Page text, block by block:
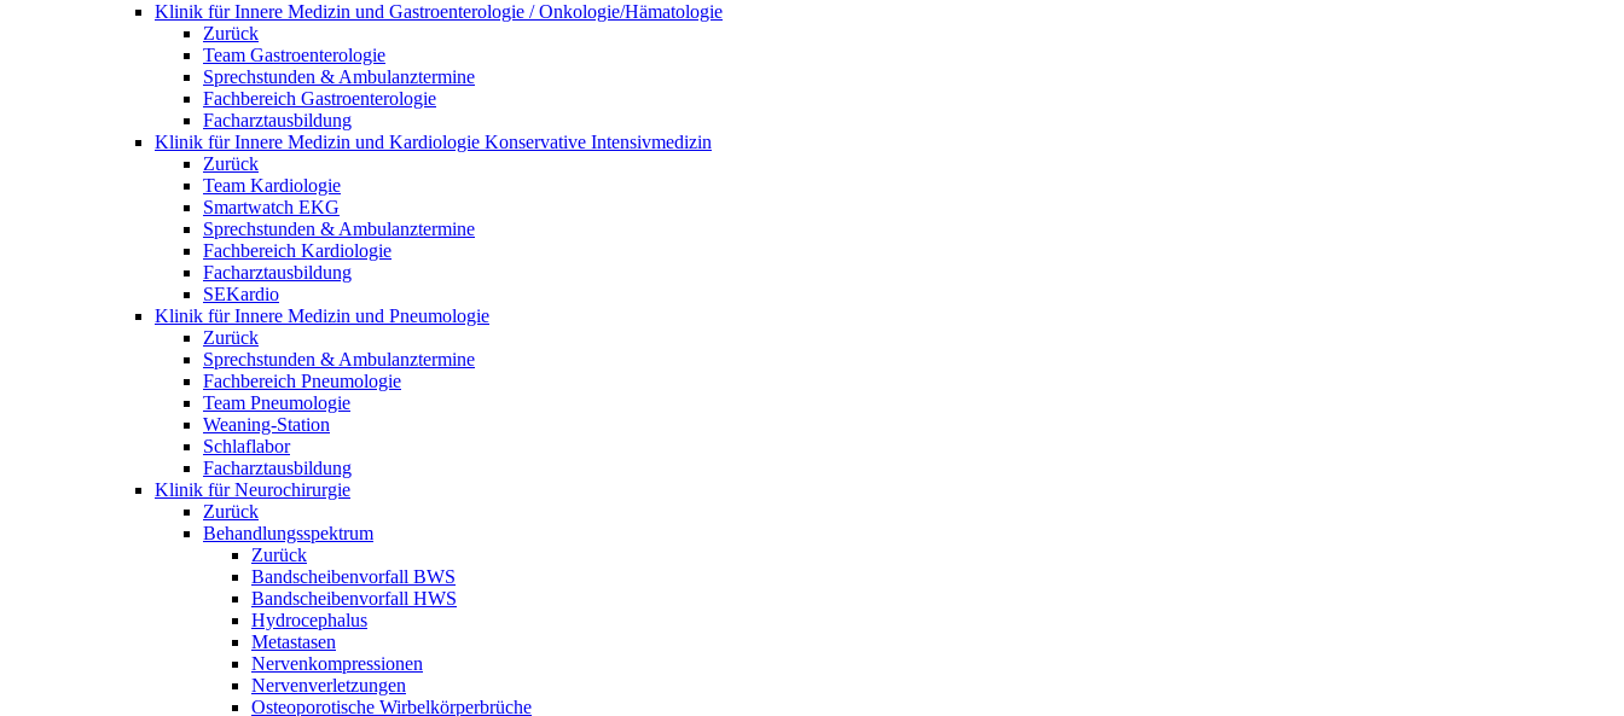
Klinik für Innere Medizin und Gastroenterologie / Onkologie/Hämatologie
Zurück
Team Gastroenterologie
Sprechstunden & Ambulanztermine
Fachbereich Gastroenterologie
Facharztausbildung
Klinik für Innere Medizin und Kardiologie Konservative Intensivmedizin
Zurück
Team Kardiologie
Smartwatch EKG
Sprechstunden & Ambulanztermine
Fachbereich Kardiologie
Facharztausbildung
SEKardio
Klinik für Innere Medizin und Pneumologie
Zurück
Sprechstunden & Ambulanztermine
Fachbereich Pneumologie
Team Pneumologie
Weaning-Station
Schlaflabor
Facharztausbildung
Klinik für Neurochirurgie
Zurück
Behandlungsspektrum
Zurück
Bandscheibenvorfall BWS
Bandscheibenvorfall HWS
Hydrocephalus
Metastasen
Nervenkompressionen
Nervenverletzungen
Osteoporotische Wirbelkörperbrüche